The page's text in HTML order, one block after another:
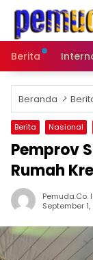
Langsung
konten
Berita
Beranda
Berita Nasional
Pemprov
Rumah
Pemuda.co.
September